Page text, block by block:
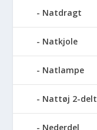
Natdragt
Natkjole
Natlampe
Nattøj 2-delt
Nederdel